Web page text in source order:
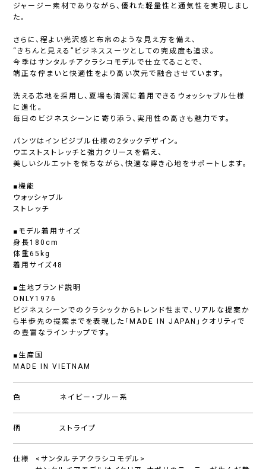
ジャージー素材でありながら、優れた軽量性と通気性を実現しまし
た。
さらに、程よい光沢感と布帛のような見え方を備え、
“きちんと見える”ビジネススーツとしての完成度も追求。
今季はサンタルチアクラシコモデルで仕立てることで、
端正な佇まいと快適性をより高い次元で融合させています。
洗える芯地を採用し、夏場も清潔に着用できるウォッシャブル仕様
に進化。
毎日のビジネスシーンに寄り添う、実用性の高さも魅力です。
パンツはインビジブル仕様の2タックデザイン。
ウエストストレッチと強力クリースを備え、
美しいシルエットを保ちながら、快適な穿き心地をサポートします。
■機能
ウォッシャブル
ストレッチ
■モデル着用サイズ
身長180cm
体重65kg
着用サイズ48
■生地ブランド説明
ONLY1976
ビジネスシーンでのクラシックからトレンド性まで、リアルな提案か
ら半歩先の提案までを表現した「MADE IN JAPAN」クオリティで
の豊富なラインナップです。
■生産国
MADE IN VIETNAM
色 ネイビー・ブルー系
柄 ストライプ
仕様
<サンタルチアクラシコモデル>